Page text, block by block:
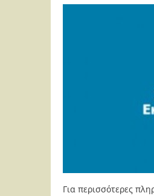
Για περισσότερες